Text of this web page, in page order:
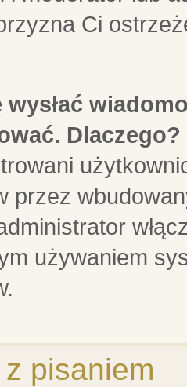
Ci
Dlaczego?
przez
używaniem
pisaniem